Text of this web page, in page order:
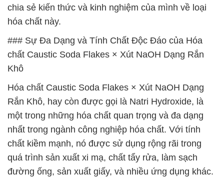
chia sẻ kiến thức và kinh nghiệm của mình về loại
hóa chất này.
### Sự Đa Dạng và Tính Chất Độc Đáo của Hóa
chất Caustic Soda Flakes × Xút NaOH Dạng Rắn
Khô
Hóa chất Caustic Soda Flakes × Xút NaOH Dạng
Rắn Khô, hay còn được gọi là Natri Hydroxide, là
một trong những hóa chất quan trọng và đa dạng
nhất trong ngành công nghiệp hóa chất. Với tính
chất kiềm mạnh, nó được sử dụng rộng rãi trong
quá trình sản xuất xi mạ, chất tẩy rửa, làm sạch
đường ống, sản xuất giấy, và nhiều ứng dụng khác.